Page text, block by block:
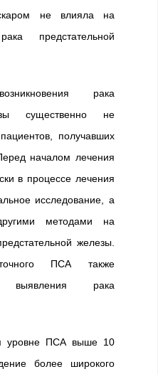
не влияла на
предстательной
рака
существенно не
получавших
началом лечения
в процессе лечения
исследование, а
методами на
железы.
ПСА также
выявления рака
уровне ПСА выше 10
более широкого